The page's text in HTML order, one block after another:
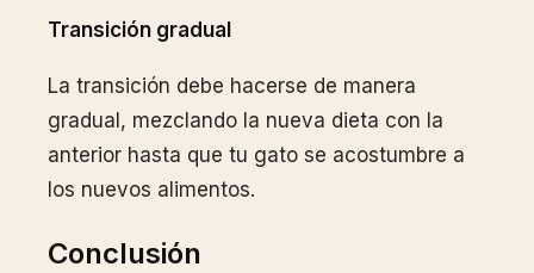
Transición gradual
La transición debe hacerse de manera
gradual, mezclando la nueva dieta con la
anterior hasta que tu gato se acostumbre a
los nuevos alimentos.
Conclusión